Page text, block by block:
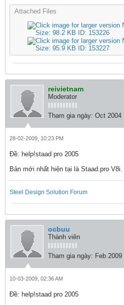
Attached Files
reivietnam
Moderator
Tham gia ngày: Oct 2004
28-02-2009, 10:23 PM
Ðề: help!staad pro 2005
Bản mới nhất hiện tại là Staad.pro V8i.
Steel Design Solution Forum
ocbuu
Thành viên
Tham gia ngày: Feb 2009
10-03-2009, 02:36 AM
Ðề: help!staad pro 2005